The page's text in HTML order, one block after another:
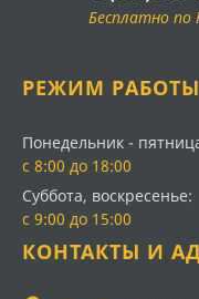
Бесплатно по
РЕЖИМ РАБОТЫ
Понедельник -
с 8:00 до 18:00
Суббота, воскресенье:
с 9:00 до 15:00
КОНТАКТЫ И